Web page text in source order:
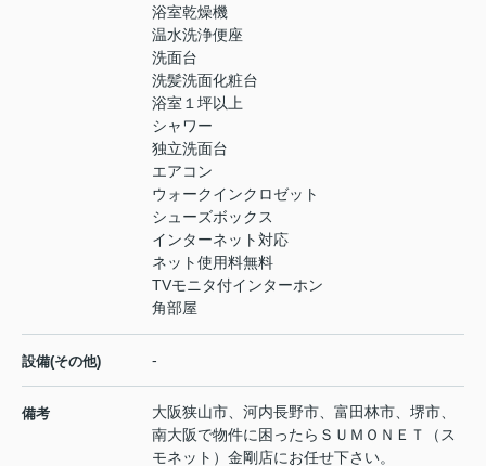
浴室乾燥機
温水洗浄便座
洗面台
洗髪洗面化粧台
浴室１坪以上
シャワー
独立洗面台
エアコン
ウォークインクロゼット
シューズボックス
インターネット対応
ネット使用料無料
TVモニタ付インターホン
角部屋
設備(その他) -
備考
大阪狭山市、河内長野市、富田林市、堺市、
南大阪で物件に困ったらＳＵＭＯＮＥＴ（ス
モネット）金剛店にお任せ下さい。